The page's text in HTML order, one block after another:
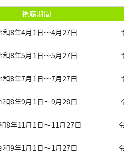
視聴期間
和8年4月1日～4月27日
和8年5月1日～5月27日
和8年7月1日～7月27日
和8年9月1日～9月28日
8年11月1日～11月27日
和9年1月1日～1月27日